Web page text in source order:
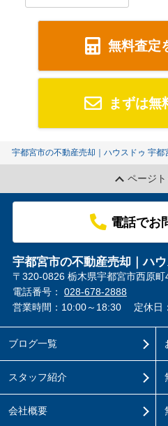
無料査定
まずは無
宇都宮市の不動産売却｜ハウスドゥ 宇都
ページ
電話でお
宇都宮市の不動産売却｜ハ
〒320-0826 栃木県宇都宮市西原町
電話番号： 028-678-2888
営業時間：10:00～18:30
定休日
ブログ一覧
スタッフ紹介
会社概要